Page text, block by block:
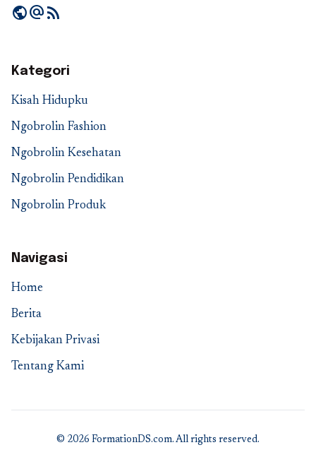
publicalternate_emailrss_feed
Kategori
Kisah Hidupku
Ngobrolin Fashion
Ngobrolin Kesehatan
Ngobrolin Pendidikan
Ngobrolin Produk
Navigasi
Home
Berita
Kebijakan Privasi
Tentang Kami
© 2026 FormationDS.com. All rights reserved.